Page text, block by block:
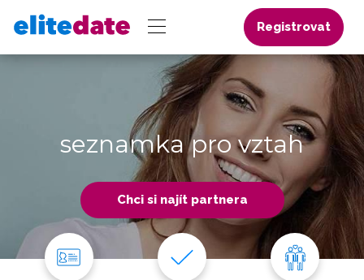
Registrovat
seznamka pro vztah
Chci si najít partnera